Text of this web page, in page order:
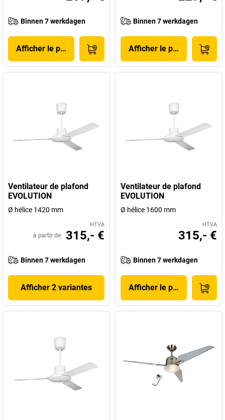
Binnen 7 werkdagen
Afficher le produit
Binnen 7 werkdagen
Afficher le produit
Ventilateur de plafond
EVOLUTION
Ø hélice 1420 mm
HTVA
à partir de 315,- €
Binnen 7 werkdagen
Afficher 2 variantes
Ventilateur de plafond
EVOLUTION
Ø hélice 1600 mm
HTVA
315,- €
Binnen 7 werkdagen
Afficher le produit